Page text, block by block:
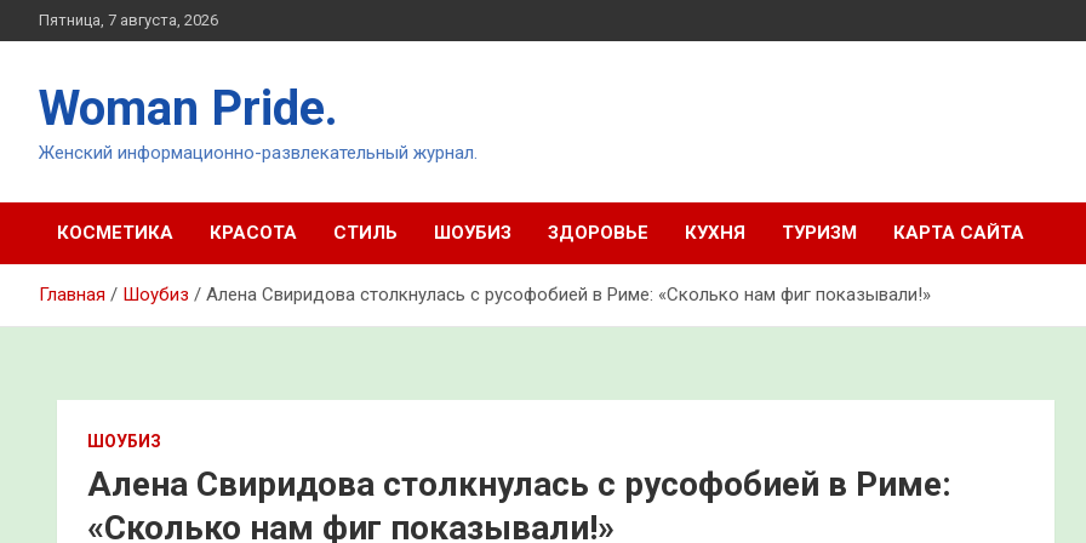
Перейти
к
Пятница, 7 августа, 2026
Woman Pride.
Женский информационно-развлекательный журнал.
КОСМЕТИКА КРАСОТА СТИЛЬ ШОУБИЗ ЗДОРОВЬЕ КУХНЯ ТУРИЗМ КАРТА САЙТА
Главная Шоубиз Алена Свиридова столкнулась с русофобией в Риме: «Сколько нам фиг показывали!»
ШОУБИЗ
Алена Свиридова столкнулась с русофобией в Риме:
«Сколько нам фиг показывали!»